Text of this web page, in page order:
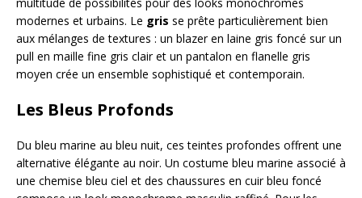
modernes et urbains. Le gris se prête particulièrement bien
aux mélanges de textures : un blazer en laine gris foncé sur un
pull en maille fine gris clair et un pantalon en flanelle gris
moyen crée un ensemble sophistiqué et contemporain.
Les Bleus Profonds
Du bleu marine au bleu nuit, ces teintes profondes offrent une
alternative élégante au noir. Un costume bleu marine associé à
une chemise bleu ciel et des chaussures en cuir bleu foncé